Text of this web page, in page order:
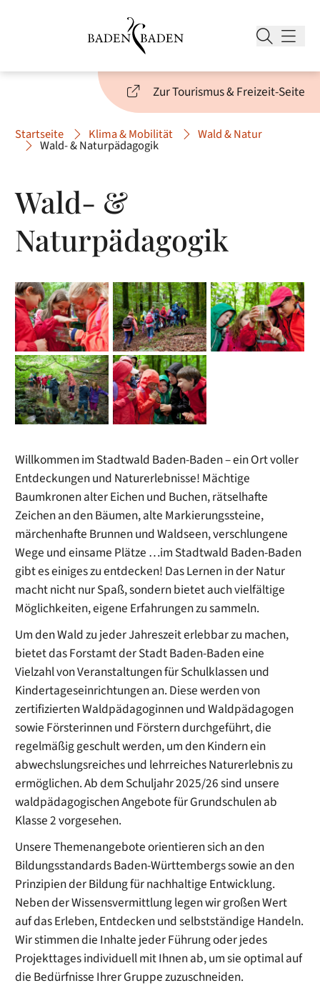
Zur Tourismus & Freizeit-Seite
Startseite Klima & Mobilität Wald & Natur
Wald- & Naturpädagogik
Wald- &
Naturpädagogik
Willkommen im Stadtwald Baden-Baden – ein Ort voller
Entdeckungen und Naturerlebnisse! Mächtige
Baumkronen alter Eichen und Buchen, rätselhafte
Zeichen an den Bäumen, alte Markierungssteine,
märchenhafte Brunnen und Waldseen, verschlungene
Wege und einsame Plätze …im Stadtwald Baden-Baden
gibt es einiges zu entdecken! Das Lernen in der Natur
macht nicht nur Spaß, sondern bietet auch vielfältige
Möglichkeiten, eigene Erfahrungen zu sammeln.
Um den Wald zu jeder Jahreszeit erlebbar zu machen,
bietet das Forstamt der Stadt Baden-Baden eine
Vielzahl von Veranstaltungen für Schulklassen und
Kindertageseinrichtungen an. Diese werden von
zertifizierten Waldpädagoginnen und Waldpädagogen
sowie Försterinnen und Förstern durchgeführt, die
regelmäßig geschult werden, um den Kindern ein
abwechslungsreiches und lehrreiches Naturerlebnis zu
ermöglichen. Ab dem Schuljahr 2025/26 sind unsere
waldpädagogischen Angebote für Grundschulen ab
Klasse 2 vorgesehen.
Unsere Themenangebote orientieren sich an den
Bildungsstandards Baden-Württembergs sowie an den
Prinzipien der Bildung für nachhaltige Entwicklung.
Neben der Wissensvermittlung legen wir großen Wert
auf das Erleben, Entdecken und selbstständige Handeln.
Wir stimmen die Inhalte jeder Führung oder jedes
Projekttages individuell mit Ihnen ab, um sie optimal auf
die Bedürfnisse Ihrer Gruppe zuzuschneiden.